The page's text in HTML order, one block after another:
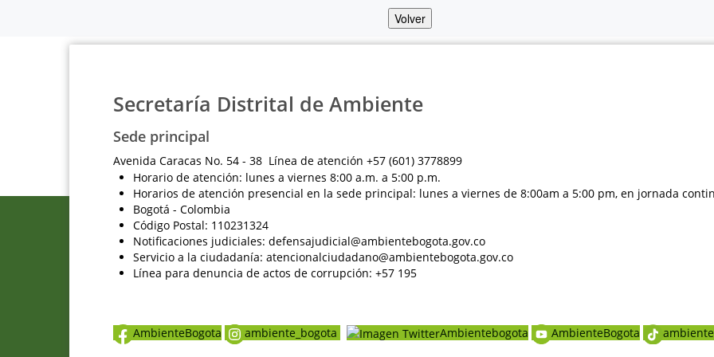
Volver
Secretaría Distrital de Ambiente
Sede principal
Avenida Caracas No. 54 - 38 Línea de atención +57 (601) 3778899
Horario de atención: lunes a viernes 8:00 a.m. a 5:00 p.m.
Horarios de atención presencial en la sede principal: lunes a viernes de 8:00am a 5:00 pm, en jornada
Bogotá - Colombia
Código Postal: 110231324
Notificaciones judiciales: defensajudicial@ambientebogota.gov.co
Servicio a la ciudadanía: atencionalciudadano@ambientebogota.gov.co
Línea para denuncia de actos de corrupción: +57 195
AmbienteBogota ambiente_bogota Ambientebogota AmbienteBogota